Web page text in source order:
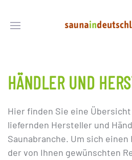
HÄNDLER UND
Hier finden Sie eine
liefernden Hersteller und
Saunabranche. Um sich
der von Ihnen gewünschten